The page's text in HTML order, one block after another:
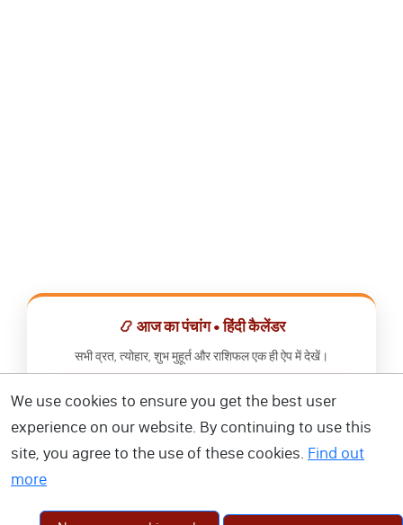
📿 आज का पंचांग • हिंदी कैलेंडर
सभी व्रत, त्योहार, शुभ मुहूर्त और राशिफल एक ही ऐप में देखें।
📅 हिंदी कैलेंडर ऐप डाउनलोड करें
We use cookies to ensure you get the best user
experience on our website. By continuing to use this
site, you agree to the use of these cookies. Find out
more